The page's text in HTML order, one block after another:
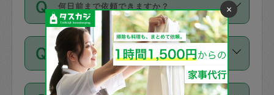
時間も被らない場合、損害保険の対象外
となりますので、ご注意ください。
社員など様々なバックグラウンドの方が
登録しています。
また外国人の方は英語しか話せない方、
日本語も話せる方など様々です。
バックグラウンドや得意分野はプロフィ
確認しています。タスカジさんトレーニ
ング動画を使ったセルフトレーニングの
のち、タスカジモニター宅にて３時間の
現場トライアルを受け、合格したタスカ
ジさんが活動されています。
を通して成立した作業時間内での作業に
適用されます。作業範囲は、掃除、洗
濯、料理、作り置き、整理収納、買い物
です。作業中に物を壊したり、人にけが
をさせたりした場合が対象で、補償金額
は対物1000万円、対人1億円が上限で
何日前まで依頼できますか？
ご依頼は、現在を起点に3日後（72時間
以降）の日時から受付可能となっていま
す。
ただし、72時間を切った直前の日程では
キャンセル料はかかりますか？
キャンセル料には、以下の2種類がありま
×